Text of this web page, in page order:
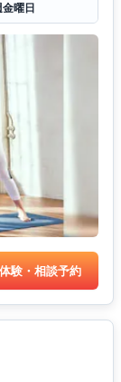
金曜日
体験・相談予約